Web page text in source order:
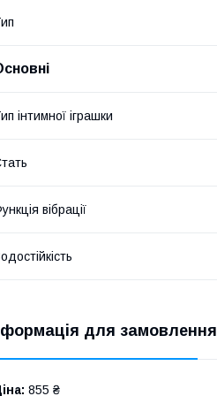
інтимної іграшки
вібрації
для замовлення
855 ₴